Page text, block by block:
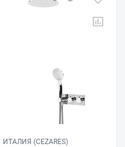
ИТАЛИЯ (CEZARES)